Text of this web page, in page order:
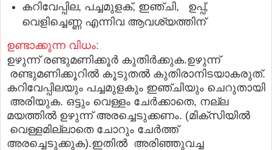
കറിവേപ്പില, പച്ചമുളക്, ഇഞ്ചി, ഉപ്പ്,
വെളിച്ചെണ്ണ എന്നിവ ആവശ്യത്തിന്
ഉണ്ടാക്കുന്ന വിധം:
ഉഴുന്ന് രണ്ടുമണിക്കൂർ കുതിർക്കുക.ഉഴുന്ന്
രണ്ടുമണിക്കൂറിൽ കൂടുതൽ കുതിരാനിടയാകരുത്.
കറിവേപ്പിലയും പച്ചമുളകും ഇഞ്ചിയും ചെറുതായി
അരിയുക. ഒട്ടും വെള്ളം ചേർക്കാതെ, നല്ല
മയത്തിൽ ഉഴുന്ന് അരച്ചെടുക്കണം. (മിക്സിയില്‍
വെള്ളമില്ലാതെ ചോറും ചേര്‍ത്ത്
അരച്ചെടുക്കുക).ഇതിൽ അരിഞ്ഞുവച്ച